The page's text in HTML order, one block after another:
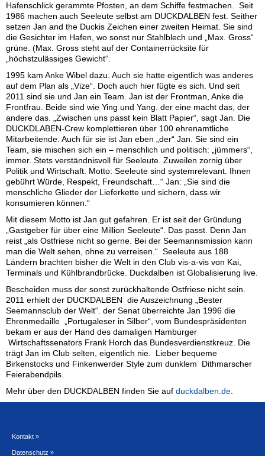
Hafenschlick gerammte Pfosten, an dem Schiffe festmachen. Seit
1986 machen auch Seeleute selbst am DUCKDALBEN fest. Seither
setzen Jan and the Duckis Zeichen einer zweiten Heimat. Sie sind
die Gesichter im Hafen, wo sonst nur Stahlblech und „Max. Gross“
grüne. (Max. Gross steht auf der Containerrücksite für
„höchstzulässiges Gewicht“.
1995 kam Anke Wibel dazu. Auch sie hatte eigentlich was anderes
auf dem Plan als „Vize“. Doch auch hier fügte es sich. Und seit
2011 sind sie und Jan ein Team. Jan ist der Frontman, Anke die
Frontfrau. Beide sind wie Ying und Yang. der eine macht das, der
andere das. „Zwischen uns passt kein Blatt Papier“, sagt Jan. Die
DUCKDLABEN-Crew komplettieren über 100 ehrenamtliche
Mitarbeitende. Auch für sie ist Jan eben „der“ Jan. Sie sind ein
Team, sie mischen sich ein – menschlich und politisch: „jümmers“,
immer. Stets verständnisvoll für Seeleute. Zuweilen zornig über
Politik und Wirtschaft. Motto: Seeleute sind systemrelevant. Ihnen
gebührt Würde, Respekt, Freundschaft…“ Jan: „Sie sind die
menschliche Glieder der Lieferkette und sichern, dass wir
konsumieren können.“
Mit diesem Motto ist Jan gut gefahren. Er ist seit der Gründung
„Gastgeber für über eine Million Seeleute“. Das passt. Denn Jan
reist „als Ostfriese nicht so gerne. Bei der Seemannsmission kann
man die Welt sehen, ohne zu verreisen.“ Seeleute aus 188
Ländern brachten bisher die Welt in den Club vis-a-vis von Kai,
Terminals und Kühlbrandbrücke. Duckdalben ist Globalisierung live.
Bescheiden muss der sonst zurückhaltende Ostfriese nicht sein.
2011 erhielt der DUCKDALBEN die Auszeichnung „Bester
Seemannsclub der Welt“. der Senat überreichte Jan 1996 die
Ehrenmedaille „Portugaleser in Silber“, vom Bundespräsidenten
bekam er aus der Hand des damaligen Hamburger
Wirtschaftssenators Frank Horch das Bundesverdienstkreuz. Die
trägt Jan im Club selten, eigentlich nie. Lieber bequeme
Birkenstocks und Finkenwerder Style zum dunklem Dithmarscher
Feierabendpils.
Mehr über den DUCKDALBEN finden Sie auf duckdalben.de
Kontakt »
Datenschutz »